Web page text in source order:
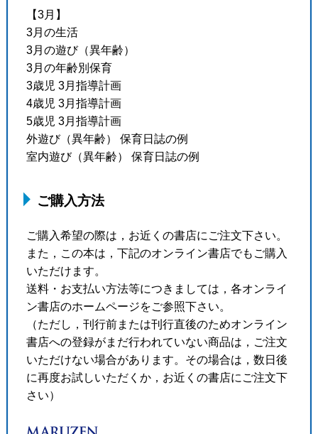
【3月】
3月の生活
3月の遊び（異年齢）
3月の年齢別保育
3歳児 3月指導計画
4歳児 3月指導計画
5歳児 3月指導計画
外遊び（異年齢） 保育日誌の例
室内遊び（異年齢） 保育日誌の例
ご購入方法
ご購入希望の際は，お近くの書店にご注文下さい。
また，この本は，下記のオンライン書店でもご購入
いただけます。
送料・お支払い方法等につきましては，各オンライ
ン書店のホームページをご参照下さい。
（ただし，刊行前または刊行直後のためオンライン
書店への登録がまだ行われていない商品は，ご注文
いただけない場合があります。その場合は，数日後
に再度お試しいただくか，お近くの書店にご注文下
さい）